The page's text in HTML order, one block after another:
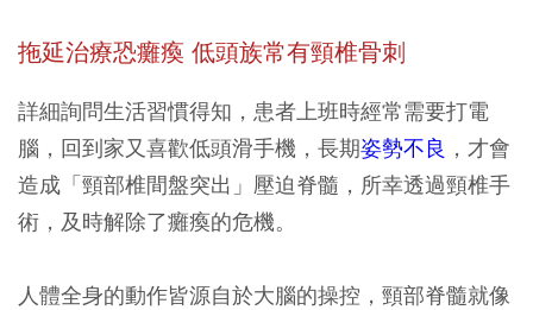
拖延治療恐癱瘓 低頭族常有頸椎骨刺
詳細詢問生活習慣得知，患者上班時經常需要打電
腦，回到家又喜歡低頭滑手機，長期姿勢不良 ，才會
造成「頸部椎間盤突出」壓迫脊髓，所幸透過頸椎手
術，及時解除了癱瘓的危機。
人體全身的動作皆源自於大腦的操控，頸部脊髓就像